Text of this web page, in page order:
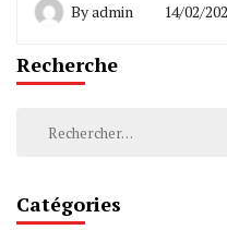
Byadmin 14/02/
Recherche
Rechercher :
Catégories